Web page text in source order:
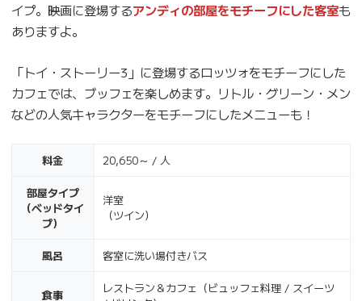
イプ。映画に登場するアンディの部屋をモチーフにした客室も
ありますよ。
「トイ・ストーリー3」に登場するロッツォをモチーフにした
カフェでは、ブッフェを楽しめます。リトル・グリーン・メン
などの人気キャラクターをモチーフにしたメニューも！
料金 20,650～ / 人
部屋タイプ
（ベッドタイ
プ）
洋室
（ツイン）
風呂 客室に洗い場付きバス
食事
レストラン＆カフェ（ビュッフェ料理 / スイーツ